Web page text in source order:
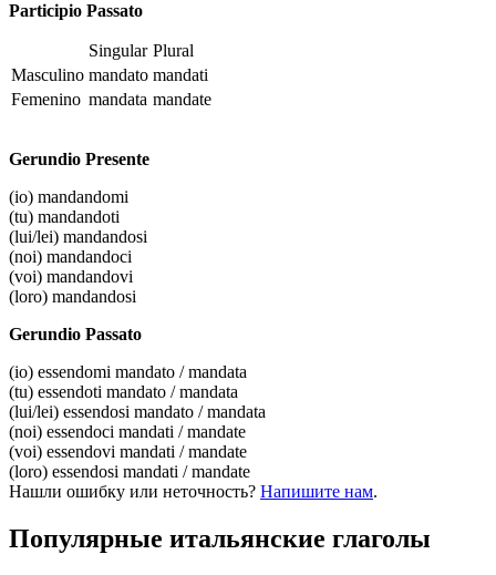
Participio Passato
Singular Plural
Masculino mandato mandati
Femenino mandata mandate
Gerundio Presente
(io) mandandomi
(tu) mandandoti
(lui/lei) mandandosi
(noi) mandandoci
(voi) mandandovi
(loro) mandandosi
Gerundio Passato
(io) essendomi mandato / mandata
(tu) essendoti mandato / mandata
(lui/lei) essendosi mandato / mandata
(noi) essendoci mandati / mandate
(voi) essendovi mandati / mandate
(loro) essendosi mandati / mandate
Нашли ошибку или неточность? Напишите нам.
Популярные итальянские глаголы